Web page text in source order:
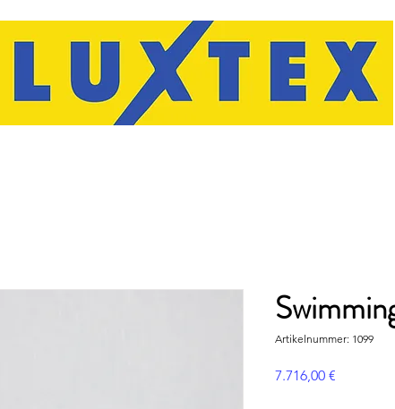
Artikelnummer: 1099
7.716,00 €